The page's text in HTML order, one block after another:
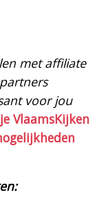
met affiliate
voor jou
VlaamsKijken